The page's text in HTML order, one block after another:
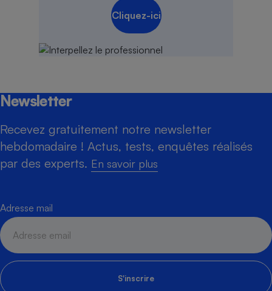
Cliquez-ici
Newsletter
Recevez gratuitement notre newsletter
hebdomadaire ! Actus, tests, enquêtes réalisés
par des experts. En savoir plus
Adresse mail
S'inscrire